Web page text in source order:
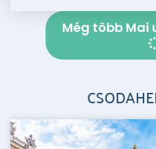
Még több